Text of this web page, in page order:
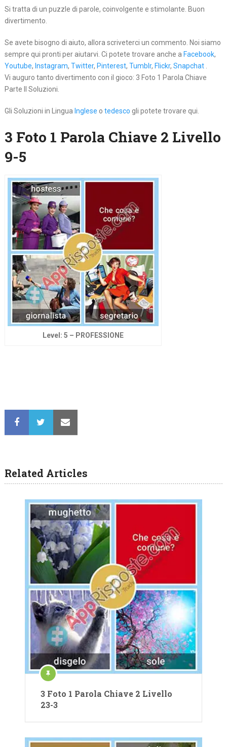
Si tratta di un puzzle di parole, coinvolgente e stimolante. Buon
divertimento.
Se avete bisogno di aiuto, allora scriveterci un commento. Noi siamo
sempre qui pronti per aiutarvi. Ci potete trovare anche a Facebook,
Youtube, Instagram, Twitter, Pinterest, Tumblr, Flickr, Snapchat.
Vi auguro tanto divertimento con il gioco: 3 Foto 1 Parola Chiave
Parte II Soluzioni.
Gli Soluzioni in Lingua Inglese o tedesco gli potete trovare qui.
3 Foto 1 Parola Chiave 2 Livello
9-5
Level: 5 – PROFESSIONE
Related Articles
3 Foto 1 Parola Chiave 2 Livello
23-3